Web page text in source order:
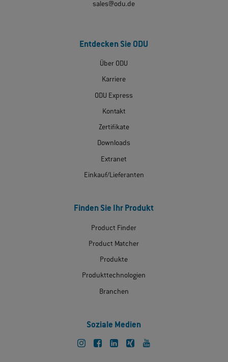
sales@odu.de
Entdecken Sie ODU
Über ODU
Karriere
ODU Express
Kontakt
Zertifikate
Downloads
Extranet
Einkauf/Lieferanten
Finden Sie Ihr Produkt
Product Finder
Product Matcher
Produkte
Produkttechnologien
Branchen
Soziale Medien